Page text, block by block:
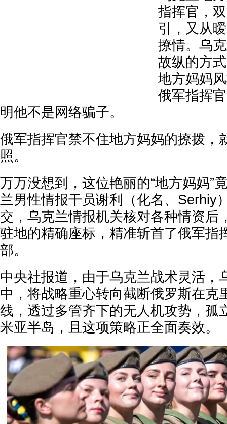
指挥官，
引，又从
撩情。乌
故纵的方
地方妈妈
俄军指挥
明他不是网络骗子。
俄军指挥官禁不住地方妈妈的撩拨，
照。
万万没想到，这位艳丽的“地方妈妈”
兰男性情报干员谢利（化名、Serhiy
交，乌克兰情报机关核对各种情资后
驻地的精确座标，精准斩首了俄军指
部。
中央社报道，由于乌克兰战术灵活，
中，将战略重心转向截断俄罗斯在克
线，透过多管齐下的无人机攻势，孤
米亚半岛，且这项策略正全面奏效。